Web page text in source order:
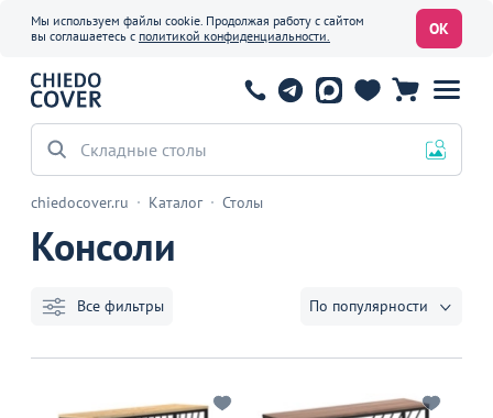
Мы используем файлы cookie. Продолжая работу с сайтом
вы соглашаетесь с политикой конфиденциальности. ОК
Офисные стулья
chiedocover.ru Каталог Столы
Консоли
Все фильтры По популярности